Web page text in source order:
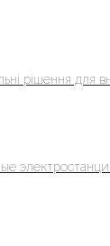
рішення для